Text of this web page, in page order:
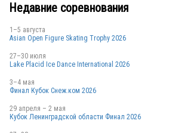
ITA
ESP
Недавние соревнования
1–5 августа
Asian Open Figure Skating Trophy 2026
27–30 июля
Lake Placid Ice Dance International 2026
3–4 мая
Финал Кубок Снеж.ком 2026
29 апреля – 2 мая
Кубок Ленинградской области Финал 2026